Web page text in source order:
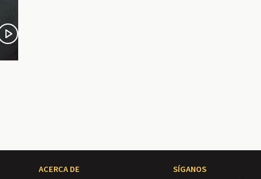
ACERCA DE SÍGANOS